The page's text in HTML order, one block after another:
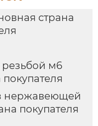
страна
м6
нержавеющей
покупателя